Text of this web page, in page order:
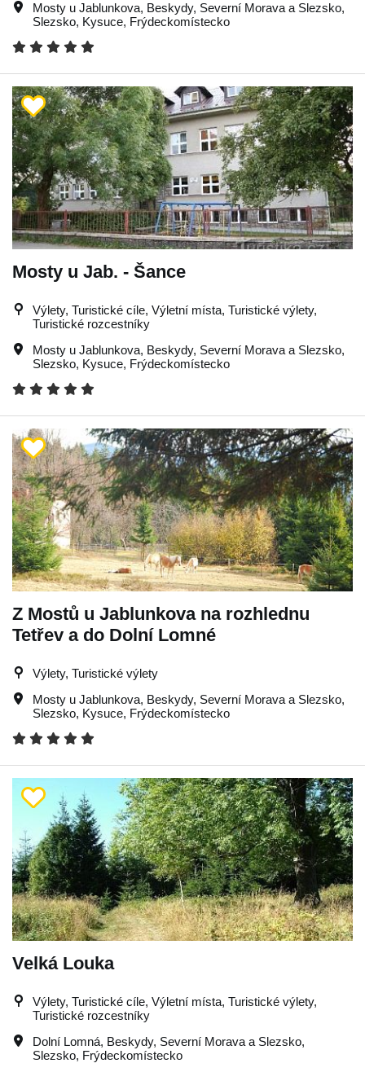
Mosty u Jablunkova, Beskydy, Severní Morava a Slezsko,
Slezsko, Kysuce, Frýdeckomístecko
Mosty u Jab. - Šance
Výlety, Turistické cíle, Výletní místa, Turistické výlety,
Turistické rozcestníky
Mosty u Jablunkova, Beskydy, Severní Morava a Slezsko,
Slezsko, Kysuce, Frýdeckomístecko
Z Mostů u Jablunkova na rozhlednu
Tetřev a do Dolní Lomné
Výlety, Turistické výlety
Mosty u Jablunkova, Beskydy, Severní Morava a Slezsko,
Slezsko, Kysuce, Frýdeckomístecko
Velká Louka
Výlety, Turistické cíle, Výletní místa, Turistické výlety,
Turistické rozcestníky
Dolní Lomná, Beskydy, Severní Morava a Slezsko,
Slezsko, Frýdeckomístecko